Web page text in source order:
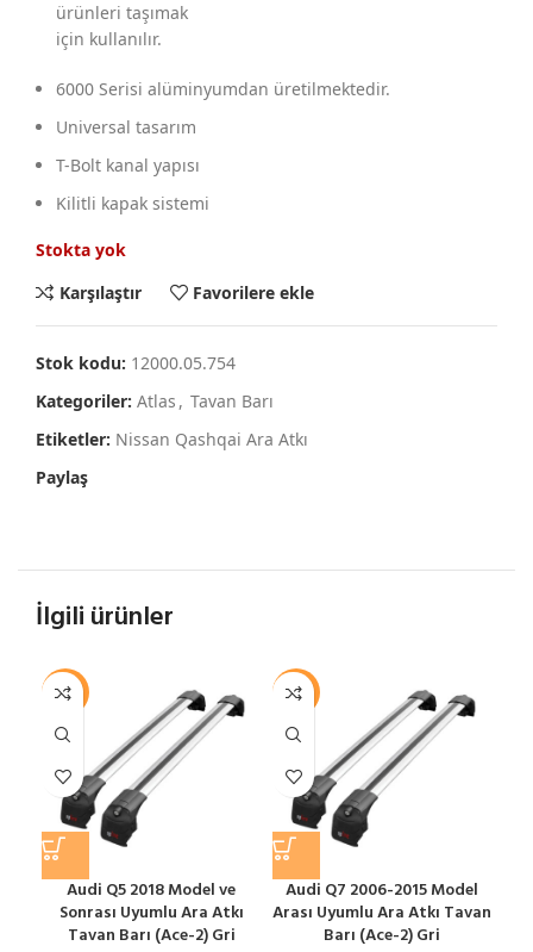
ürünleri taşımak
için kullanılır.
6000 Serisi alüminyumdan üretilmektedir.
Universal tasarım
T-Bolt kanal yapısı
Kilitli kapak sistemi
Stokta yok
Karşılaştır
Favorilere ekle
Stok kodu: 12000.05.754
Kategoriler: Atlas , Tavan Barı
Etiketler: Nissan Qashqai Ara Atkı
Paylaş
İlgili ürünler
-12%
Audi Q5 2018 Model ve
Sonrası Uyumlu Ara Atkı
Tavan Barı (Ace-2) Gri
-12%
Audi Q7 2006-2015 Model
Arası Uyumlu Ara Atkı Tavan
Barı (Ace-2) Gri